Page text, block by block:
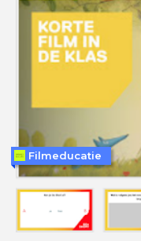
Filmeducatie